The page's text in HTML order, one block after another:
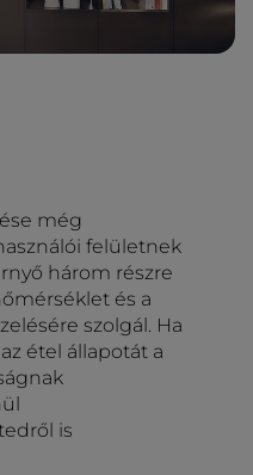
még
felületnek
három részre
és a
szolgál. Ha
étel állapotát a
is